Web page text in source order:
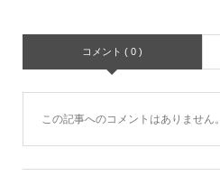
コメント ( 0 )
この記事へのコメントはありません。